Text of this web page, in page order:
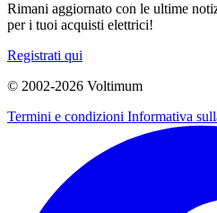
Rimani aggiornato con le ultime
per i tuoi acquisti elettrici!
Registrati qui
© 2002-2026 Voltimum
Termini e condizioni Informativa